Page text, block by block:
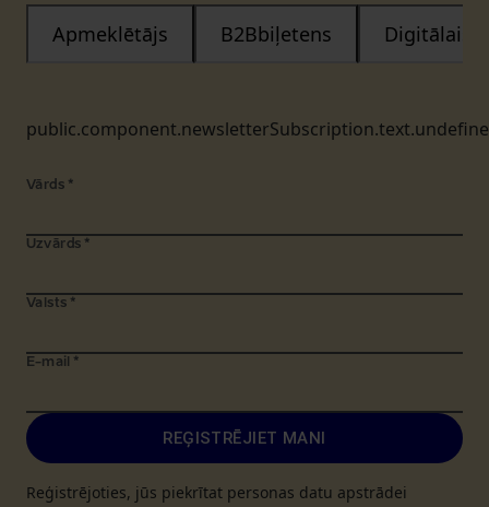
Apmeklētājs B2Bbiļetens Digitālais
Vārds *
Uzvārds *
Valsts *
E-mail *
REĢISTRĒJIET MANI
Reģistrējoties, jūs piekrītat personas datu apstrādei